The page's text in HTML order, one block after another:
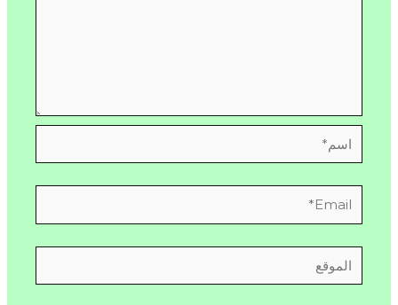
اسم*
Email*
الموقع